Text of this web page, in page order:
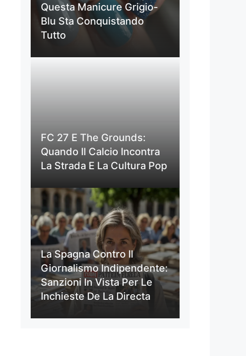
Questa Manicure Grigio-
Blu Sta Conquistando
Tutto
FC 27 E The Grounds:
Quando Il Calcio Incontra
La Strada E La Cultura Pop
La Spagna Contro Il
Giornalismo Indipendente:
Sanzioni In Vista Per Le
Inchieste De La Directa